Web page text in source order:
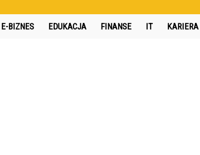
E-BIZNES EDUKACJA FINANSE IT KARIERA